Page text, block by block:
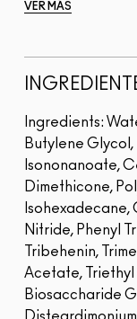
VER MÁS
Ingredients:
Butylene Glycol,
Isononanoate,
Dimethicone,
Isohexadecane,
Nitride, Phenyl
Tribehenin,
Acetate,
Biosaccharide